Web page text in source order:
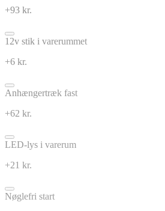
+93 kr.
12v stik i varerummet
+6 kr.
Anhængertræk fast
+62 kr.
LED-lys i varerum
+21 kr.
Nøglefri start